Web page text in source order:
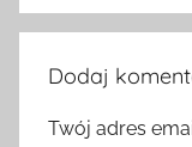
Dodaj
Twój adres